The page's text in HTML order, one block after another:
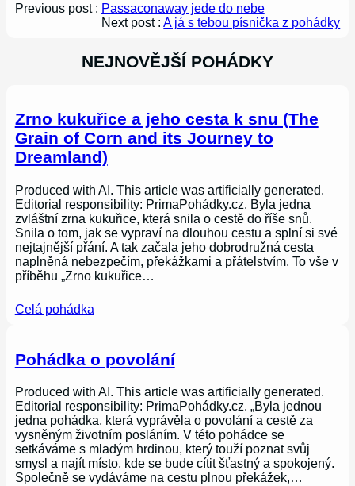
Previous post : Passaconaway jede do nebe
Next post :A já s tebou písnička z pohádky
NEJNOVĚJŠÍ POHÁDKY
Zrno kukuřice a jeho cesta k snu (The
Grain of Corn and its Journey to
Dreamland)
Produced with AI. This article was artificially generated.
Editorial responsibility: PrimaPohádky.cz. Byla jedna
zvláštní zrna kukuřice, která snila o cestě do říše snů.
Snila o tom, jak se vypraví na dlouhou cestu a splní si své
nejtajnější přání. A tak začala jeho dobrodružná cesta
naplněná nebezpečím, překážkami a přátelstvím. To vše v
příběhu „Zrno kukuřice…
Celá pohádka
Pohádka o povolání
Produced with AI. This article was artificially generated.
Editorial responsibility: PrimaPohádky.cz. „Byla jednou
jedna pohádka, která vyprávěla o povolání a cestě za
vysněným životním posláním. V této pohádce se
setkáváme s mladým hrdinou, který touží poznat svůj
smysl a najít místo, kde se bude cítit šťastný a spokojený.
Společně se vydáváme na cestu plnou překážek,…